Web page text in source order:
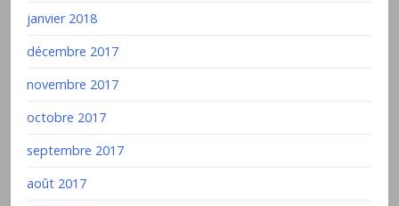
janvier 2018
décembre 2017
novembre 2017
octobre 2017
septembre 2017
août 2017